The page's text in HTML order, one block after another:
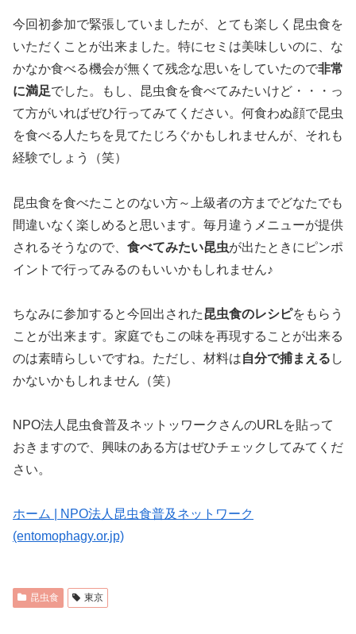
今回初参加で緊張していましたが、とても楽しく昆虫食を
いただくことが出来ました。特にセミは美味しいのに、な
かなか食べる機会が無くて残念な思いをしていたので非常
に満足でした。もし、昆虫食を食べてみたいけど・・・っ
て方がいればぜひ行ってみてください。何食わぬ顔で昆虫
を食べる人たちを見てたじろぐかもしれませんが、それも
経験でしょう（笑）
昆虫食を食べたことのない方～上級者の方までどなたでも
間違いなく楽しめると思います。毎月違うメニューが提供
されるそうなので、 食べてみたい昆虫が出たときにピンポ
イントで行ってみるのもいいかもしれません♪
ちなみに参加すると今回出された昆虫食のレシピをもらう
ことが出来ます。家庭でもこの味を再現することが出来る
のは素晴らしいですね。ただし、材料は自分で捕まえる し
かないかもしれません（笑）
NPO法人昆虫食普及ネットッワークさんのURLを貼って
おきますので、興味のある方はぜひチェックしてみてくだ
さい。
ホーム | NPO法人昆虫食普及ネットワーク
(entomophagy.or.jp)
昆虫食 東京